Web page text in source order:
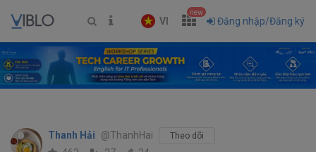
VI
new
Đăng nhập/Đăng ký
Thanh Hải @ThanhHai Theo dõi